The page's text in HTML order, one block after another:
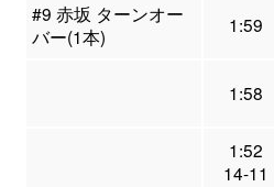
#9 赤坂 ターンオー
バー(1本)
1:59
1:58
1:52
14-11